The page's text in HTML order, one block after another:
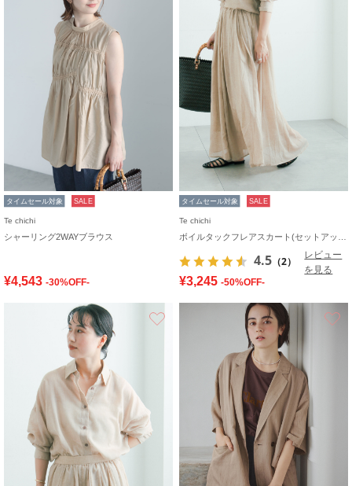
タイムセール対象 SALE
Te chichi
シャーリング2WAYブラウス
¥4,543 -30%OFF-
タイムセール対象 SALE
Te chichi
4.5 （2）
レビュー
を見る
¥3,245 -50%OFF-